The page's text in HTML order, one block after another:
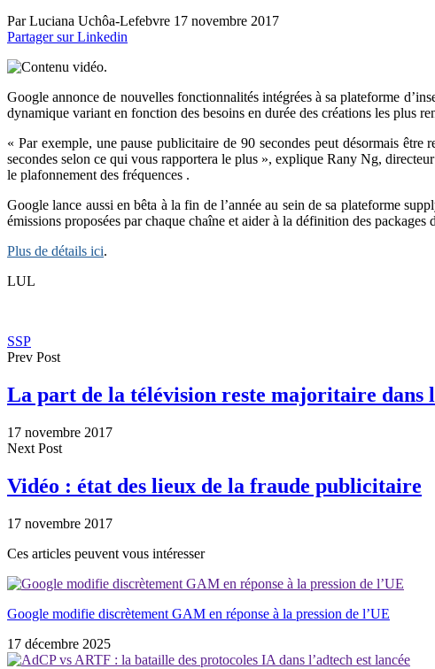
ParLuciana Uchôa-Lefebvre 17 novembre 2017
Partager sur Linkedin
Google annonce de nouvelles fonctionnalités intégrées à sa plateforme
dynamique variant en fonction des besoins en durée des créations les plus
« Par exemple, une pause publicitaire de 90 secondes peut désormais
secondes selon ce qui vous rapportera le plus », explique Rany Ng,
le plafonnement des fréquences .
Google lance aussi en bêta à la fin de l’année au sein de sa plateforme
émissions proposées par chaque chaîne et aider à la définition des packages
Plus de détails ici.
LUL
SSP
Prev Post
La part de la télévision reste majoritaire dans
17 novembre 2017
Next Post
Vidéo : état des lieux de la fraude publicitaire
17 novembre 2017
Ces articles peuvent vous intéresser
Google modifie discrètement GAM en réponse à la pression de l’UE
17 décembre 2025